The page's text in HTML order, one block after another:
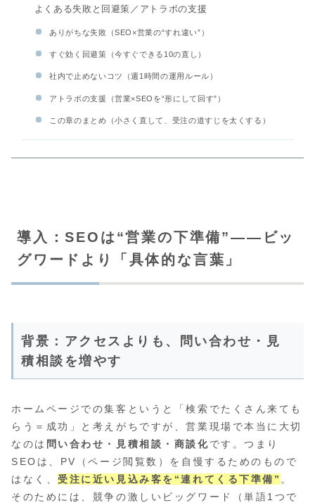
よくある失敗と回避策／アトラボの支援
ありがちな失敗（SEO×営業の“すれ違い”）
すぐ効く回避策（今すぐできる10の直し）
社内で止めないコツ（週1時間の運用ルール）
アトラボの支援（営業×SEOを“形にして回す”）
この章のまとめ（小さく直して、受注の道すじを太くする）
導入：SEOは“営業の下準備”――ビッ
グワードより「具体的な言葉」
背景：アクセスよりも、問い合わせ・見
積相談を増やす
ホームページでの集客というと「検索でたくさん来ても
らう＝成功」と考えがちですが、営業現場で本当に大切
なのは 問い合わせ・見積相談・商談化です。つまり
SEOは、PV（ページ閲覧数）を自慢するためのもので
はなく、受注に近い見込み客を“連れてくる下準備” 。
そのためには、競争の激しいビッグワード（単語1つで